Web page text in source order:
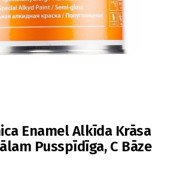
Enamel Alkīda Krāsa
Pusspīdīga, C Bāze